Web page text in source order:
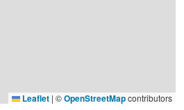
Leaflet | ©OpenStreetMapcontributors